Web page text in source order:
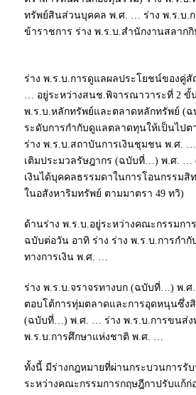
ทรัพย์สินส่วนบุคคล พ.ศ. … ร่าง พ.ร.บ.
ข้าราชการ ร่าง พ.ร.บ.สำนักงานสลาก
ร่าง พ.ร.บ.การดูแลผลประโยชน์ของ
… อยู่ระหว่างสนช.พิจารณาวาระที่ 2 ขั้
พ.ร.บ.หลักทรัพย์และตลาดหลักทรัพย์ (
ระดับการกำกับดูแลตลาดทุนให้เป็นไปต
ร่าง พ.ร.บ.สถาบันการเงินชุมชน พ.ศ. …
เติมประมวลรัษฎากร (ฉบับที่…) พ.ศ. …
เงินได้บุคคลธรรมดาในการโอนกรรมสิ
ในอสังหาริมทรัพย์ ตามมาตรา 49 ทวิ)
ด้านร่าง พ.ร.บ.อยู่ระหว่างคณะกรรมกา
ฉบับต่อวัน อาทิ ร่าง ร่าง พ.ร.บ.การกำกั
ทางการเงิน พ.ศ. …
ร่าง พ.ร.บ.จราจรทางบก (ฉบับที่…) พ.ศ
ตอบโต้การทุ่มตลาดและการอุดหนุนซึ่ง
(ฉบับที่…) พ.ศ. … ร่าง พ.ร.บ.การขนส่ง
พ.ร.บ.การศึกษาแห่งชาติ พ.ศ. …
ทั้งนี้ มีร่างกฎหมายที่ผ่านกระบวนการรั
ระหว่างคณะกรรมการกฤษฎีกาปรับแก้ก่